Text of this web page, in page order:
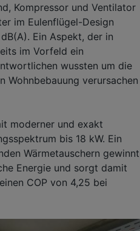
Kompressor und Ventilator
im Eulenflügel-Design
Ein Aspekt, der in
im Vorfeld ein
wussten um die
Wohnbebauung verursachen
moderner und exakt
bis 18 kW. Ein
Wärmetauschern gewinnt
Energie und sorgt damit
COP von 4,25 bei